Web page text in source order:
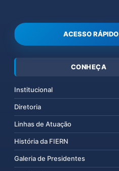
ACESSO RÁPIDO
CONHEÇA
Institucional
Diretoria
Linhas de Atuação
História da FIERN
Galeria de Presidentes